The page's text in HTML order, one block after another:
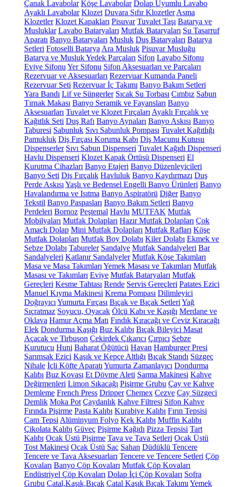
Çanak Lavabolar Köşe Lavabolar Dolap Uyumlu Lavabo
Ayaklı Lavabolar Klozet Duvara Sıfır Klozetler Asma
Klozetler Klozet Kapakları Pisuvar Tuvalet Taşı Batarya ve
Musluklar Lavabo Bataryaları Mutfak Bataryaları Su Tasarruf
Aparatı Banyo Bataryaları Musluk Duş Bataryaları Batarya
Setleri Fotoselli Batarya Ara Musluk Pisuvar Musluğu
Batarya ve Musluk Yedek Parçaları Sifon Lavabo Sifonu
Eviye Sifonu Yer Sifonu Sifon Aksesuarları ve Parçaları
Rezervuar ve Aksesuarları Rezervuar Kumanda Paneli
Rezervuar Seti Rezervuar İç Takımı Banyo Bakım Setleri
Yara Bandı Lif ve Süngerler Sıcak Su Torbası Cımbız Sabun
Tırnak Makası Banyo Seramik ve Fayansları Banyo
Aksesuarları Tuvalet ve Klozet Fırçaları Ayaklı Fırçalık ve
Kağıtlık Seti Duş Rafı Banyo Aynaları Banyo Askısı Banyo
Taburesi Sabunluk Sıvı Sabunluk Pompası Tuvalet Kağıtlığı
Pamukluk Diş Fırçası Koruma Kabı Diş Macunu Kutusu
Dispenserler Sıvı Sabun Dispenseri Tuvalet Kağıdı Dispenseri
Havlu Dispenseri Klozet Kapak Örtüsü Dispenseri El
Kurutma Cihazları Banyo Etajeri Banyo Düzenleyicileri
Banyo Seti Diş Fırçalık Havluluk Banyo Kaydırmazı Duş
Perde Askısı Yaşlı ve Bedensel Engelli Banyo Ürünleri Banyo
Havalandırma ve Isıtma Banyo Aspiratörü Diğer Banyo
Tekstil Banyo Paspasları Banyo Bakım Setleri Banyo
Perdeleri Bornoz Peştemal Havlu MUTFAK Mutfak
Mobilyaları Mutfak Dolapları Hazır Mutfak Dolapları Çok
Amaçlı Dolap Mini Mutfak Dolapları Mutfak Rafları Köşe
Mutfak Dolapları Mutfak Boy Dolabı Kiler Dolabı Ekmek ve
Sebze Dolabı Tabureler Sandalye Mutfak Sandalyeleri Bar
Sandalyeleri Katlanır Sandalyeler Mutfak Köşe Takımları
Masa ve Masa Takımları Yemek Masası ve Takımları Mutfak
Masası ve Takımları Eviye Mutfak Bataryaları Mutfak
Gereçleri Kesme Tahtası Rende Servis Gereçleri Patates Ezici
Manuel Kıyma Makinesi Krema Pompası Dilimleyici
Doğrayıcı Yumurta Fırçası Bıçak ve Bıçak Setleri Yağ
Sıçratmaz Soyucu, Oyacak Ölçü Kabı ve Kaşığı Merdane ve
Oklava Hamur Açma Matı Fındık Kıracağı ve Ceviz Kıracağı
Elek Dondurma Kaşığı Buz Kalıbı Bıçak Bileyici Masat
Açacak ve Tirbuşon Çekirdek Çıkarıcı Çırpıcı Sebze
Kurutucu Huni Baharat Öğütücü Havan Hamburger Presi
Sarımsak Ezici Kaşık ve Kepçe Altlığı Bıçak Standı Süzgeç
Nihale İçli Köfte Aparatı Yumurta Zamanlayıcı Dondurma
Kalıbı Buz Kovası Et Dövme Aleti Sarma Makinesi Kahve
Değirmenleri Limon Sıkacağı Pişirme Grubu Çay ve Kahve
Demleme French Press Dripper Chemex Cezve Çay Süzgeci
Demlik Moka Pot Çaydanlık Kahve Filtresi Sifon Kahve
Fırında Pişirme Pasta Kalıbı Kurabiye Kalıbı Fırın Tepsisi
Cam Tepsi Alüminyum Folyo Kek Kalıbı Muffin Kalıbı
Çikolata Kalıbı Güveç Pişirme Kağıdı Pizza Tepsisi Tart
Kalıbı Ocak Üstü Pişirme Tava ve Tava Setleri Ocak Üstü
Tost Makinesi Ocak Üstü Sac Sahan Düdüklü Tencere
Tencere ve Tava Aksesuarları Tencere ve Tencere Setleri Çöp
Kovaları Banyo Çöp Kovaları Mutfak Çöp Kovaları
Endüstriyel Çöp Kovaları Dolap İçi Çöp Kovaları Sofra
Grubu Çatal,Kaşık,Bıçak Çatal Kaşık Bıçak Takımı Yemek